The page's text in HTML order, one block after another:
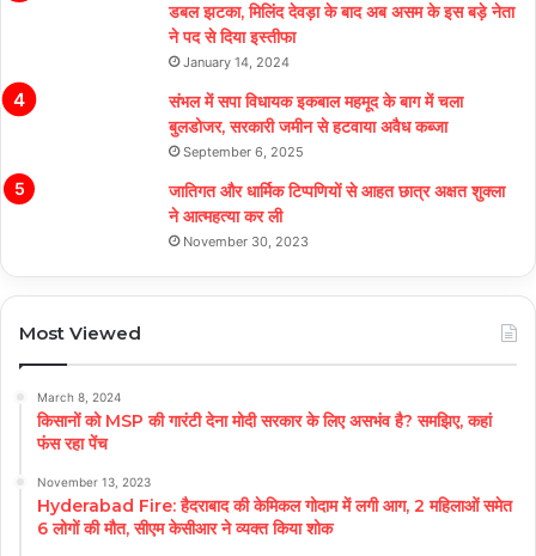
डबल झटका, मिलिंद देवड़ा के बाद अब असम के इस बड़े नेता
ने पद से दिया इस्तीफा
January 14, 2024
संभल में सपा विधायक इकबाल महमूद के बाग में चला
बुलडोजर, सरकारी जमीन से हटवाया अवैध कब्जा
September 6, 2025
जातिगत और धार्मिक टिप्पणियों से आहत छात्र अक्षत शुक्ला
ने आत्महत्या कर ली
November 30, 2023
Most Viewed
March 8, 2024
किसानों को MSP की गारंटी देना मोदी सरकार के लिए असभंव है? समझिए, कहां
फंस रहा पेंच
November 13, 2023
Hyderabad Fire: हैदराबाद की केमिकल गोदाम में लगी आग, 2 महिलाओं समेत
6 लोगों की मौत, सीएम केसीआर ने व्यक्त किया शोक